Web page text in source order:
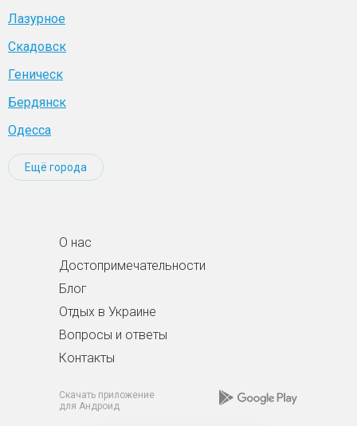
Лазурное
Скадовск
Геническ
Бердянск
Одесса
Ещё города
О нас
Достопримечательности
Блог
Отдых в Украине
Вопросы и ответы
Контакты
Скачать приложение
для Андроид